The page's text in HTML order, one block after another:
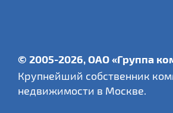
© 2005-2026, ОАО «Группа
Крупнейший собственник
недвижимости в Москве.